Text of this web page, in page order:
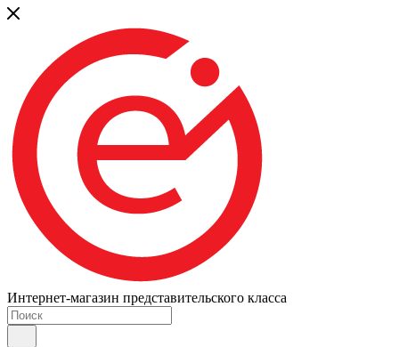
Интернет-магазин представительского класса